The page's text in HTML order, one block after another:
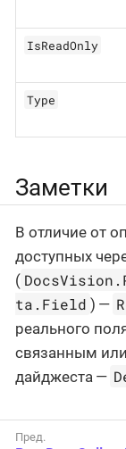
IsReadOnly
Type
Заметки
В отличие от
доступных
(
ta.Field ) —
реального
связанным
дайджеста —